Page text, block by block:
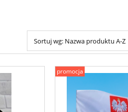
Sortuj wg: Nazwa produktu A-Z
promocja